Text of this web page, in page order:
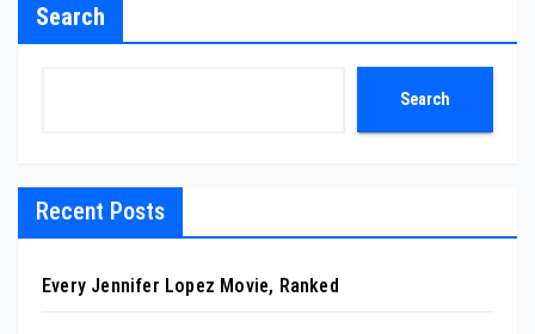
Search
Search
Recent Posts
Every Jennifer Lopez Movie, Ranked